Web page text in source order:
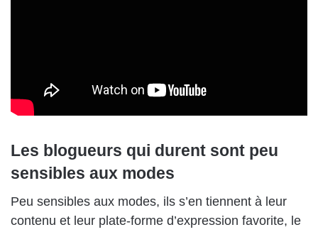
Les blogueurs qui durent sont peu
sensibles aux modes
Peu sensibles aux modes, ils s’en tiennent à leur
contenu et leur plate-forme d’expression favorite, le